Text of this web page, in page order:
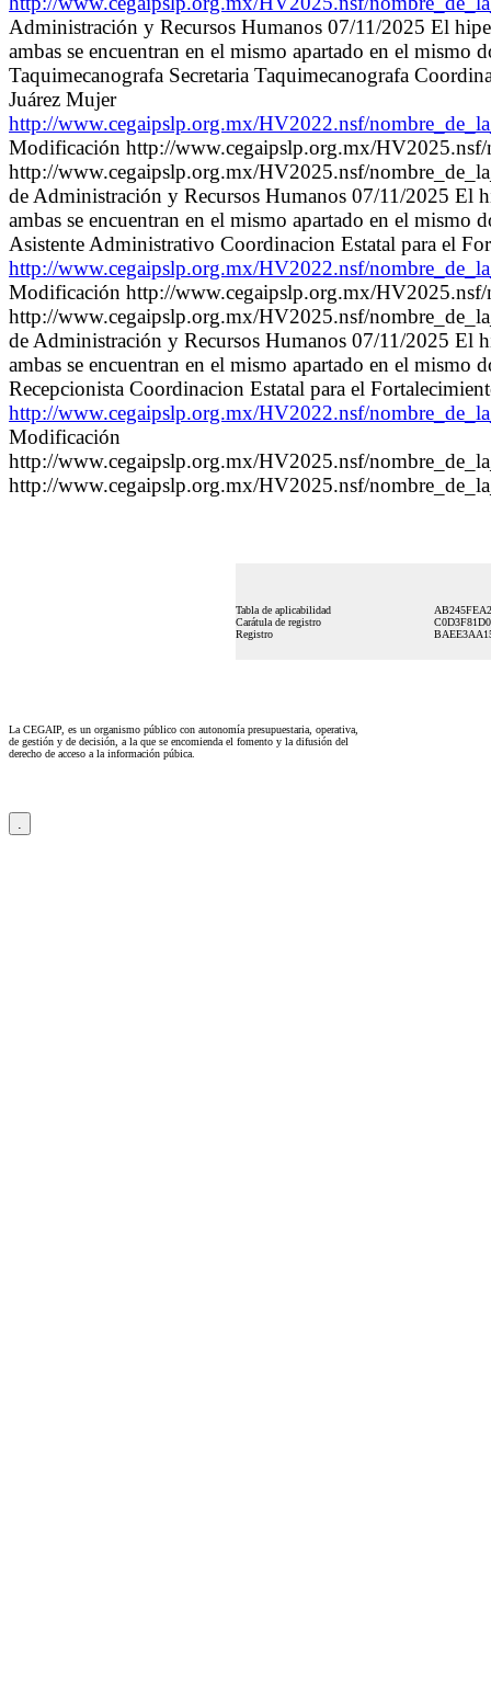
Administración y Recursos Humanos 07/11/2025 El
ambas se encuentran en el mismo apartado en el
Taquimecanografa Secretaria Taquimecanografa
Juárez Mujer
http://www.cegaipslp.org.mx/HV2022.nsf/
Modificación http://www.cegaipslp.org.mx/
http://www.cegaipslp.org.mx/HV2025.nsf/
de Administración y Recursos Humanos 07/11/2025 El
ambas se encuentran en el mismo apartado en el
Asistente Administrativo Coordinacion Estatal para el
http://www.cegaipslp.org.mx/HV2022.nsf/
Modificación http://www.cegaipslp.org.mx/
http://www.cegaipslp.org.mx/HV2025.nsf/
de Administración y Recursos Humanos 07/11/2025 El
ambas se encuentran en el mismo apartado en el
Recepcionista Coordinacion Estatal para el
http://www.cegaipslp.org.mx/HV2022.nsf/
Modificación
http://www.cegaipslp.org.mx/HV2025.nsf/
http://www.cegaipslp.org.mx/HV2025.nsf/
Tabla de aplicabilidad
Carátula de registro
Registro
La CEGAIP, es un organismo público con autonomía presupuestaria, operativa,
de gestión y de decisión, a la que se encomienda el fomento y la difusión del
derecho de acceso a la información púbica.